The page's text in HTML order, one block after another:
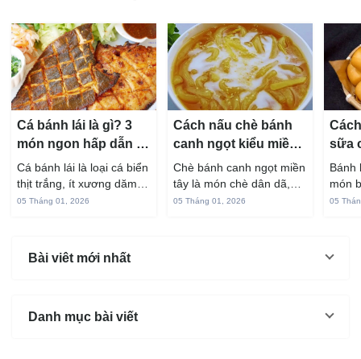
Cá bánh lái là gì? 3
món ngon hấp dẫn từ
cá bánh lái
Cá bánh lái là loại cá biển
thịt trắng, ít xương dăm,
vị ngọt và rất dễ ăn khi
thể...
05 Tháng 01, 2026
Cách nấu chè bánh
canh ngọt kiểu miền
Tây ngon chuẩn vị
Chè bánh canh ngọt miền
tây là món chè dân dã,
gắn liền với đời sống sinh
05 Tháng 01, 2026
sữa
hấp
Bánh
món
mùi
05
Bài viêt mới nhất
Danh mục bài viết